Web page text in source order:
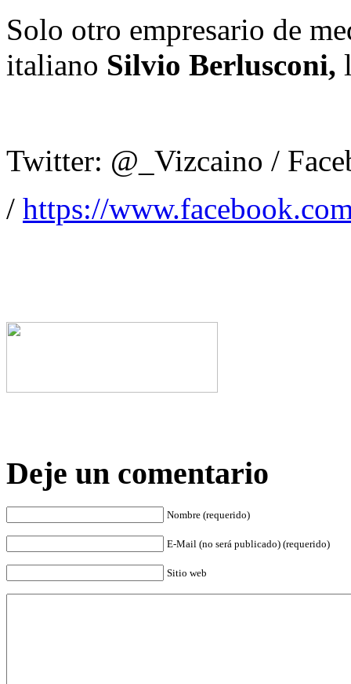
Solo otro empresario de
italiano Silvio Berlusconi,
Twitter: @_Vizcaino /
/ https://
Deje un comentario
Nombre (requerido)
E-Mail (no será publicado) (requerido)
Sitio web